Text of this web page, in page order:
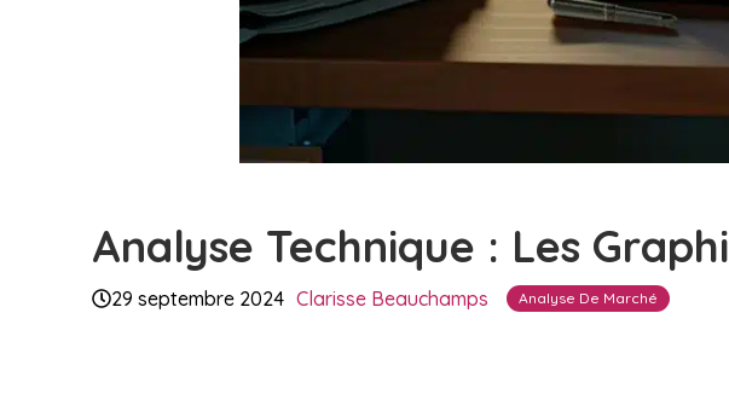
Analyse Technique : Les
29 septembre 2024 Clarisse Beauchamps Analyse De Marché